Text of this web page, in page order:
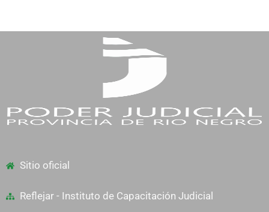
Sitio oficial
Reflejar - Instituto de Capacitación Judicial